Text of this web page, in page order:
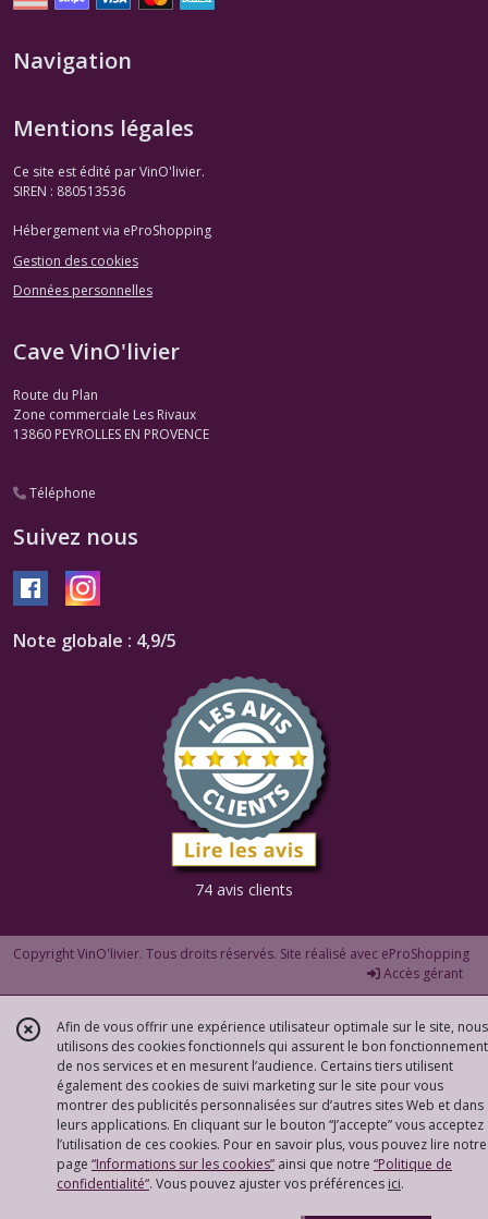
Navigation
Mentions légales
Ce site est édité par VinO'livier.
SIREN : 880513536
Hébergement via eProShopping
Gestion des cookies
Données personnelles
Cave VinO'livier
Route du Plan
Zone commerciale Les Rivaux
13860 PEYROLLES EN PROVENCE
Téléphone
Suivez nous
Note globale : 4,9/5
74 avis clients
Copyright VinO'livier. Tous droits réservés. Site réalisé avec eProShopping
Accès gérant
Afin de vous offrir une expérience utilisateur optimale sur le site, nous
utilisons des cookies fonctionnels qui assurent le bon fonctionnement
de nos services et en mesurent l’audience. Certains tiers utilisent
également des cookies de suivi marketing sur le site pour vous
montrer des publicités personnalisées sur d’autres sites Web et dans
leurs applications. En cliquant sur le bouton “J’accepte” vous acceptez
l’utilisation de ces cookies. Pour en savoir plus, vous pouvez lire notre
page “Informations sur les cookies” ainsi que notre “Politique de
confidentialité“. Vous pouvez ajuster vos préférences ici.